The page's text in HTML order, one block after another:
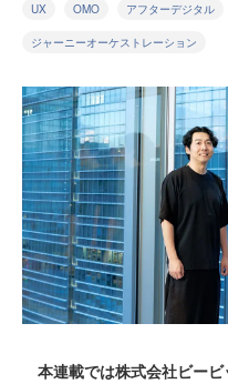
UX OMO アフターデジタル
ジャーニーオーケストレーション
本連載では株式会社ビー